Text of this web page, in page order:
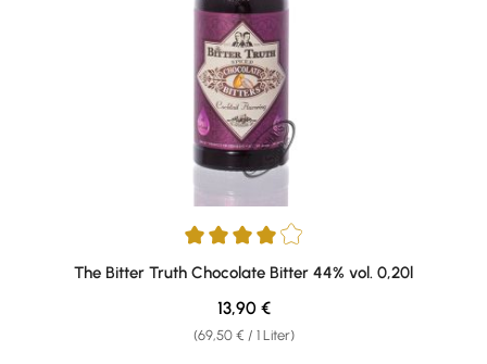
Durchschnittliche Bewertung von 4 von 5 Sternen
The Bitter Truth Chocolate Bitter 44% vol. 0,20l
(69,50 € / 1 Liter)
Regulärer Preis:
13,90 €